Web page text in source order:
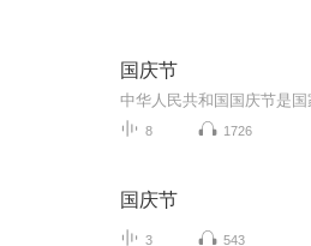
国庆节
8 1726
国庆节
3 543